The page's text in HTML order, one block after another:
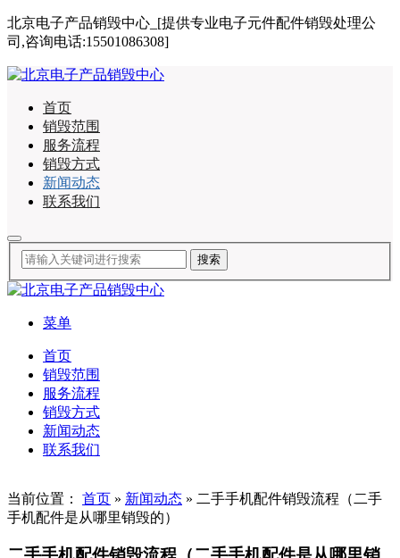
北京电子产品销毁中心_[提供专业电子元件配件销毁处理公
司,咨询电话:15501086308]
首页
销毁范围
服务流程
销毁方式
新闻动态
联系我们
菜单
首页
销毁范围
服务流程
销毁方式
新闻动态
联系我们
当前位置： 首页 » 新闻动态 » 二手手机配件销毁流程（二手
手机配件是从哪里销毁的）